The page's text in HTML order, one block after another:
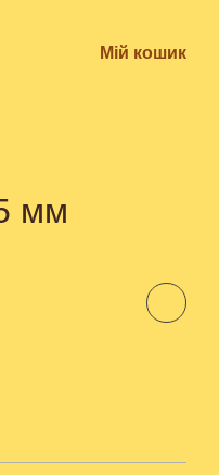
Мій кошик
мм